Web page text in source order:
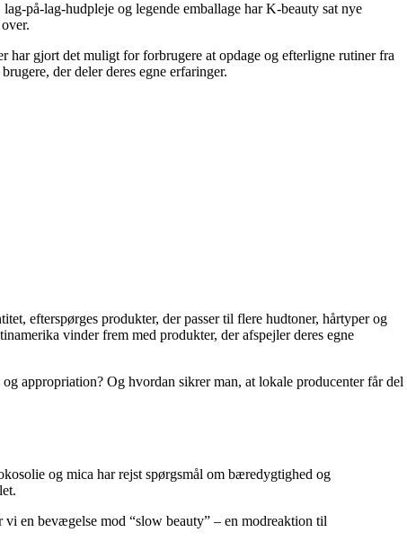
på-lag-hudpleje og legende emballage har K-beauty sat nye
har gjort det muligt for forbrugere at opdage og efterligne rutiner fra
der deler deres egne erfaringer.
efterspørges produkter, der passer til flere hudtoner, hårtyper og
vinder frem med produkter, der afspejler deres egne
appropriation? Og hvordan sikrer man, at lokale producenter får del
og mica har rejst spørgsmål om bæredygtighed og
en bevægelse mod “slow beauty” – en modreaktion til